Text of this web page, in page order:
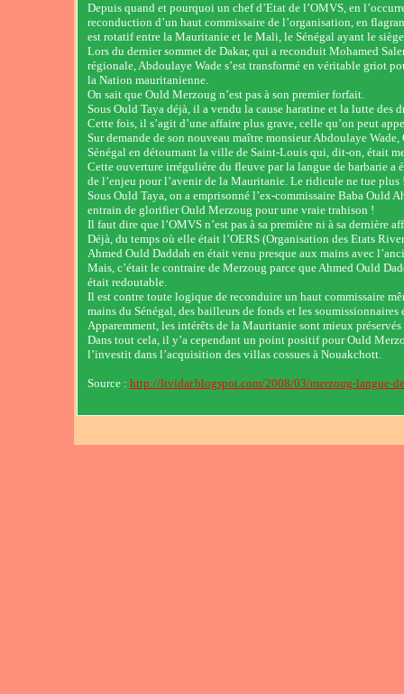
Depuis quand et pourquoi un chef d’Etat de l’OMVS, en
reconduction d’un haut commissaire de l’organisation, en
est rotatif entre la Mauritanie et le Mali, le Sénégal ayant le
Lors du dernier sommet de Dakar, qui a reconduit Mohamed
régionale, Abdoulaye Wade s’est transformé en véritable griot
la Nation mauritanienne.
On sait que Ould Merzoug n’est pas à son premier forfait.
Sous Ould Taya déjà, il a vendu la cause haratine et la lutte des
Cette fois, il s’agit d’une affaire plus grave, celle qu’on peut
Sur demande de son nouveau maître monsieur Abdoulaye
Sénégal en détournant la ville de Saint-Louis qui, dit-on, était
Cette ouverture irrégulière du fleuve par la langue de barbarie
de l’enjeu pour l’avenir de la Mauritanie. Le ridicule ne tue plus
Sous Ould Taya, on a emprisonné l’ex-commissaire Baba Ould
entrain de glorifier Ould Merzoug pour une vraie trahison !
Il faut dire que l’OMVS n’est pas à sa première ni à sa dernière
Déjà, du temps où elle était l’OERS (Organisation des Etats
Ahmed Ould Daddah en était venu presque aux mains avec
Mais, c’était le contraire de Merzoug parce que Ahmed Ould
était redoutable.
Il est contre toute logique de reconduire un haut commissaire
mains du Sénégal, des bailleurs de fonds et les
Apparemment, les intérêts de la Mauritanie sont mieux
Dans tout cela, il y’a cependant un point positif pour Ould
l’investit dans l’acquisition des villas cossues à Nouakchott.
Source : http://ltvidar.blogspot.com/2008/03/merzoug-langue-